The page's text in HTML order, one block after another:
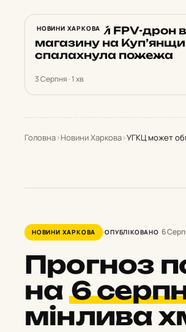
НОВИНИ ХАРКОВА
Російський FPV-дрон
магазину на
спалахнула пожежа
3 Серпня · 1 хв
Головна›Новини Харкова›УГКЦ может
НОВИНИ ХАРКОВА ОПУБЛІКОВАНО 6
Прогноз
на 6
мінлива